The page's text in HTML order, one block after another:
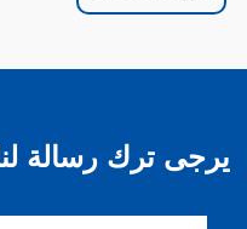
يرجى ترك رسالة